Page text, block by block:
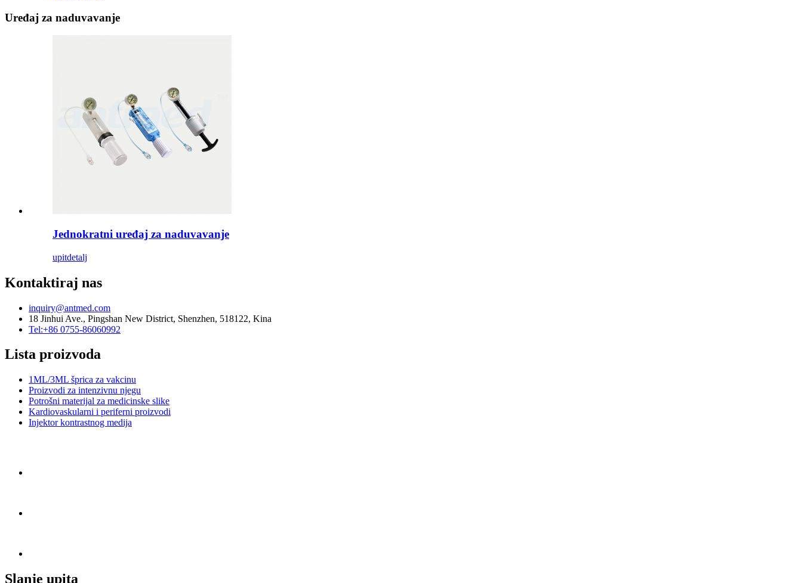
Uređaj za naduvavanje
Jednokratni uređaj za naduvavanje
upitdetalj
Kontaktiraj nas
inquiry@antmed.com
18 Jinhui Ave., Pingshan New District, Shenzhen, 518122, Kina
Tel:+86 0755-86060992
Lista proizvoda
1ML/3ML šprica za vakcinu
Proizvodi za intenzivnu njegu
Potrošni materijal za medicinske slike
Kardiovaskularni i periferni proizvodi
Injektor kontrastnog medija
Slanje upita